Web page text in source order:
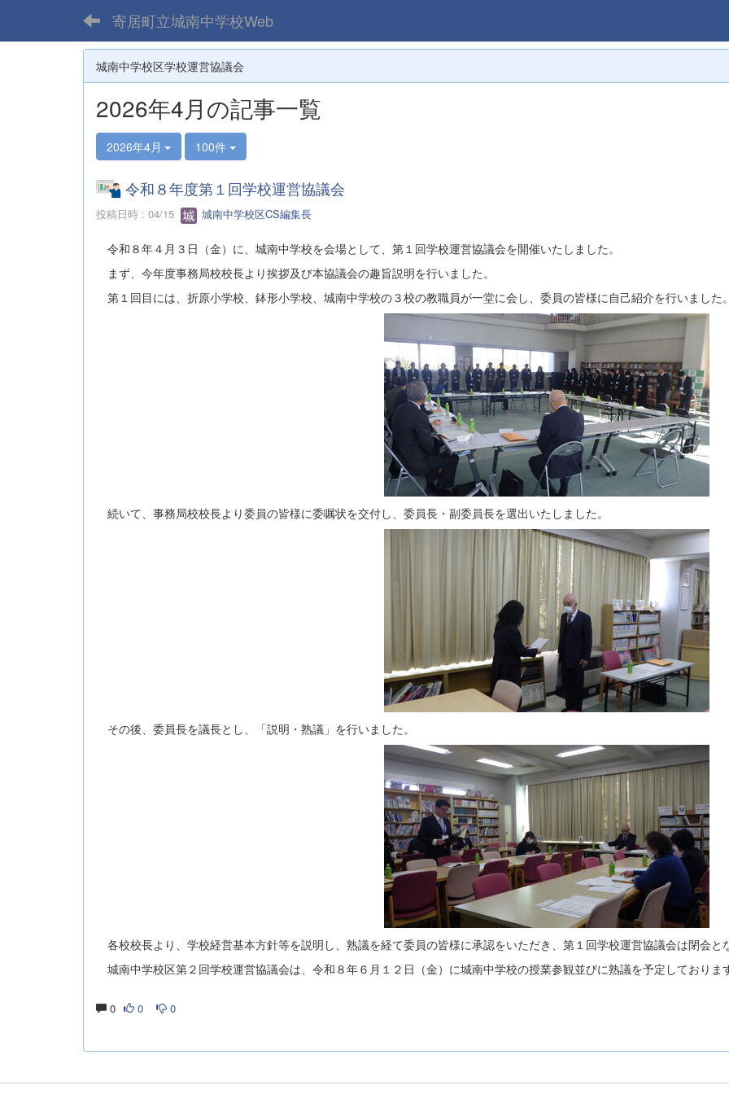
寄居町立城南中学校Web
城南中学校区学校運営協議会
2026年4月の記事一覧
2026年4月 100件
令和８年度第１回学校運営協議会
投稿日時 : 04/15 城南中学校区CS編集長
令和８年４月３日（金）に、城南中学校を会場として、第１回学校運営協議会を開催いたしました。
まず、今年度事務局校校長より挨拶及び本協議会の趣旨説明を行いました。
第１回目には、折原小学校、鉢形小学校、城南中学校の３校の教職員が一堂に会し、委員の皆様に自己紹介を行いました。
続いて、事務局校校長より委員の皆様に委嘱状を交付し、委員長・副委員長を選出いたしました。
その後、委員長を議長とし、「説明・熟議」を行いました。
各校校長より、学校経営基本方針等を説明し、熟議を経て委員の皆様に承認をいただき、第１回学校運営協議会は閉会と
城南中学校区第２回学校運営協議会は、令和８年６月１２日（金）に城南中学校の授業参観並びに熟議を予定しております
0 0 0